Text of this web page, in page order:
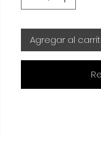
Agregar al